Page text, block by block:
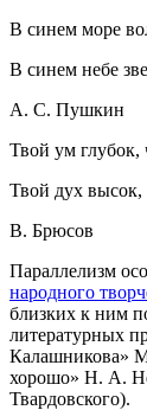
В синем море
В синем небе
А. С. Пушкин
Твой ум глубок,
Твой дух высок,
В. Брюсов
Параллелизм
народного
близких к ним
литературных
Калашникова»
хорошо» Н. А.
Твардовского).